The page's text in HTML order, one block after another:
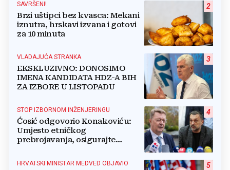
2
SAVRŠENI!
Brzi uštipci bez kvasca: Mekani
iznutra, hrskavi izvana i gotovi
za 10 minuta
3
VLADAJUĆA STRANKA
EKSKLUZIVNO: DONOSIMO
IMENA KANDIDATA HDZ-A BIH
ZA IZBORE U LISTOPADU
4
STOP IZBORNOM INŽENJERINGU
Ćosić odgovorio Konakoviću:
Umjesto etničkog
prebrojavanja, osigurajte
5
HRVATSKI MINISTAR MEDVED OBJAVIO